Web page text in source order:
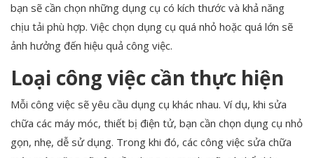
bạn sẽ cần chọn những dụng cụ có kích thước và khả năng
chịu tải phù hợp. Việc chọn dụng cụ quá nhỏ hoặc quá lớn sẽ
ảnh hưởng đến hiệu quả công việc.
Loại công việc cần thực hiện
Mỗi công việc sẽ yêu cầu dụng cụ khác nhau. Ví dụ, khi sửa
chữa các máy móc, thiết bị điện tử, bạn cần chọn dụng cụ nhỏ
gọn, nhẹ, dễ sử dụng. Trong khi đó, các công việc sửa chữa